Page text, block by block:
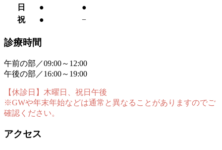
日
●
●
祝
● −
診療時間
午前の部／09:00～12:00
午後の部／16:00～19:00
【休診日】木曜日、祝日午後
※GWや年末年始などは通常と異なることがありますのでご
確認ください。
アクセス